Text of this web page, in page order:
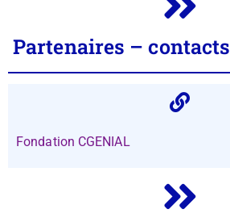
Partenaires – contacts
Fondation CGENIAL